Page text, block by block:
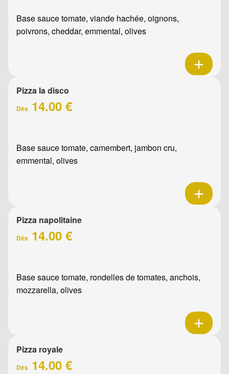
Base sauce tomate, viande hachée, oignons,
poivrons, cheddar, emmental, olives
Pizza la disco
Dès 14.00 €
Base sauce tomate, camembert, jambon cru,
emmental, olives
Pizza napolitaine
Dès 14.00 €
Base sauce tomate, rondelles de tomates, anchois,
mozzarella, olives
Pizza royale
Dès 14.00 €